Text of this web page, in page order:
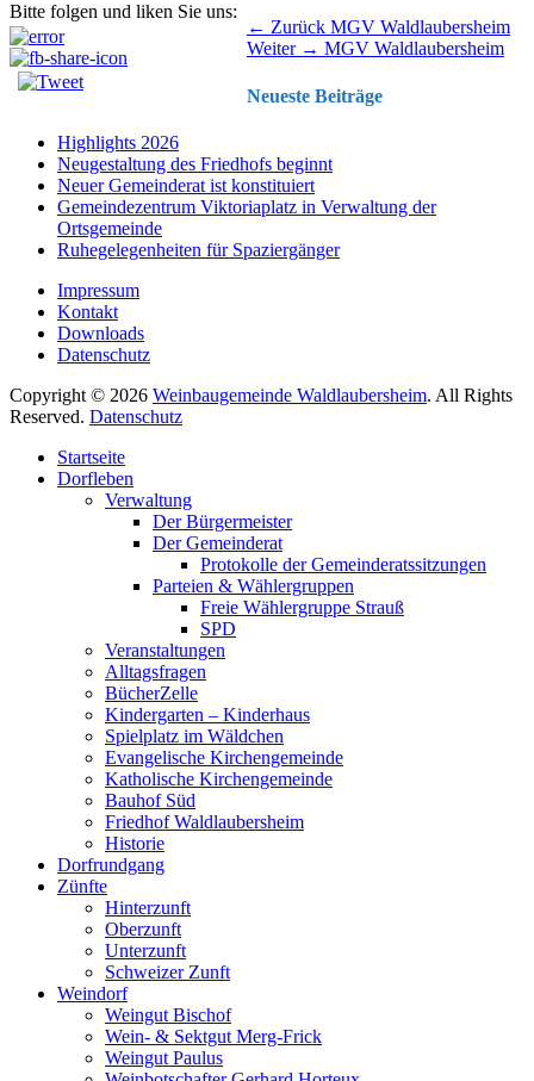
Bitte folgen und liken Sie uns:
Beitragsnavigation ← Zurück Vorhergehender
Beitrag:
MGV Waldlaubersheim
Weiter → Nächster
MGV Waldlaubersheim
Neueste Beiträge
Highlights 2026
Neugestaltung des Friedhofs beginnt
Neuer Gemeinderat ist konstituiert
Gemeindezentrum Viktoriaplatz in Verwaltung der
Ortsgemeinde
Ruhegelegenheiten für Spaziergänger
Impressum
Kontakt
Downloads
Datenschutz
Copyright © 2026 Weinbaugemeinde Waldlaubersheim. All Rights
Reserved. Datenschutz
oben
scrollen
Startseite
Dorfleben
Verwaltung
Der Bürgermeister
Der Gemeinderat
Protokolle der Gemeinderatssitzungen
Parteien & Wählergruppen
Freie Wählergruppe Strauß
SPD
Veranstaltungen
Alltagsfragen
BücherZelle
Kindergarten – Kinderhaus
Spielplatz im Wäldchen
Evangelische Kirchengemeinde
Katholische Kirchengemeinde
Bauhof Süd
Friedhof Waldlaubersheim
Historie
Dorfrundgang
Zünfte
Hinterzunft
Oberzunft
Unterzunft
Schweizer Zunft
Weindorf
Weingut Bischof
Wein- & Sektgut Merg-Frick
Weingut Paulus